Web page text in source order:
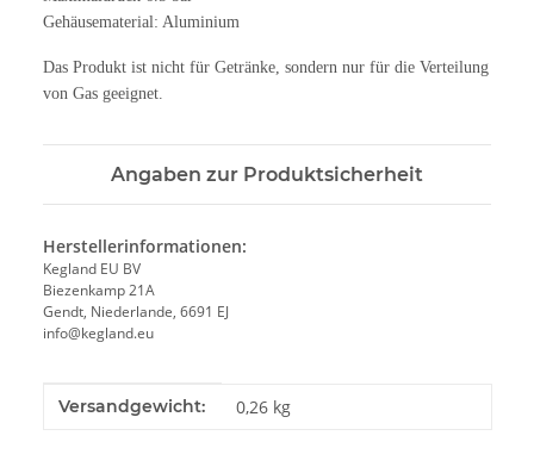
Gehäusematerial: Aluminium
Das Produkt ist nicht für Getränke, sondern nur für die Verteilung
von Gas geeignet.
Angaben zur Produktsicherheit
Herstellerinformationen:
Kegland EU BV
Biezenkamp 21A
Gendt, Niederlande, 6691 EJ
info@kegland.eu
Produkteigenschaft
Wert
Versandgewicht: 0,26 kg